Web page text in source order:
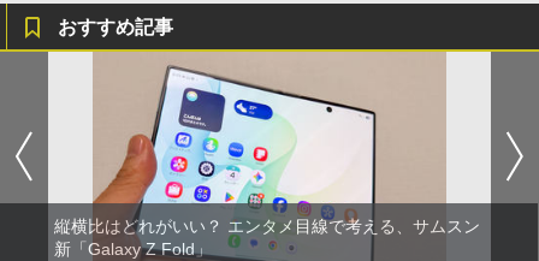
おすすめ記事
縦横比はどれがいい？ エンタメ目線で考える、サムスン
新「Galaxy Z Fold」